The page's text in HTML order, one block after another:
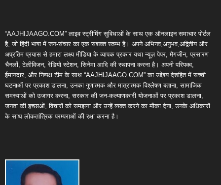
“AAJHIJAAGO.COM” लाइव स्ट्रीमिंग सुविधाओं के साथ एक ऑनलाइन समाचार पोर्टल
है, जो हिंदी भाषा में जन-संचार का एक सशक्त स्तम्भ है। अपने अभिनव,अनुभव,अद्वितीय और
अप्रतिम प्रयास से हमारा लक्ष्य मीडिया के व्यापक प्रकार यथा न्यूज़ पेपर, मैगजीन, प्रसारण
चैनलों, टेलीविजन, रेडियो स्टेशन, सिनेमा आदि की स्थापना करना है। अपनी परिपक्व,
ईमानदार, और निष्पक्ष टीम के साथ “AAJHIJAAGO.COM” का उद्देश्य देशहित में सच्ची
घटनाओं पर प्रकाश डालना, उनका गुणात्मक और मात्रात्मक विश्लेषण बताना, सामाजिक
समस्याओं को उजागर करना, सरकार की जन-कल्याणकारी योजनाओं पर प्रकाश डालना,
जनता की इच्छाओं, विचारों को समझना और उन्हें व्यक्त करने का मौका देना, उनके अधिकारों
के साथ लोकतांत्रिक परम्पराओं की रक्षा करना है।